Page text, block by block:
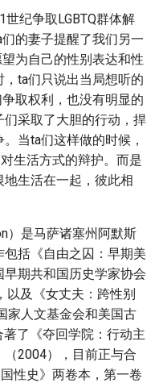
纪争取LGBTQ群体解
的妻子提醒了我们另一
为自己的性别表达和性
ta们只说出当局想听的
取权利，也没有明显的
采取了大胆的行动，捍
当ta们这样做的时候，
生活方式的辩护。而是
生活在一起，彼此相
）是马萨诸塞州阿默斯
括《自由之囚：早期美
期共和国历史学家协会
以及《女丈夫：跨性别
家人文基金会和美国古
了《夺回学院：行动主
（2004），目前正与合
性史》两卷本，第一卷